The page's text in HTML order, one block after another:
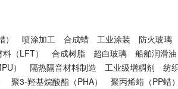
喷涂加工 合成蜡 工业涂装
防火玻璃
（LFT）
合成树脂 超白玻璃
船舶润滑油
）
隔热隔音材料制造 工业级增稠剂
纺
聚3-羟基烷酸酯（PHA）
聚丙烯蜡（PP蜡